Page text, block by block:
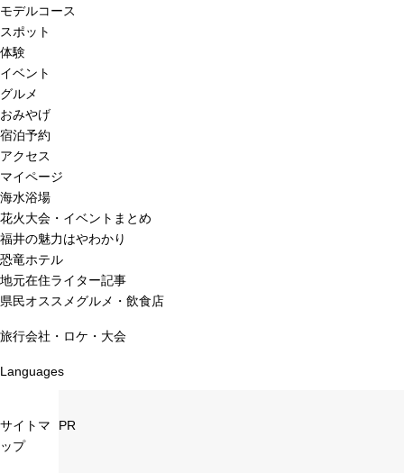
モデルコース
スポット
体験
イベント
グルメ
おみやげ
宿泊予約
アクセス
マイページ
海水浴場
花火大会・イベントまとめ
福井の魅力はやわかり
恐竜ホテル
地元在住ライター記事
県民オススメグルメ・飲食店
旅行会社・ロケ・大会
Languages
サイトマ
ップ
PR